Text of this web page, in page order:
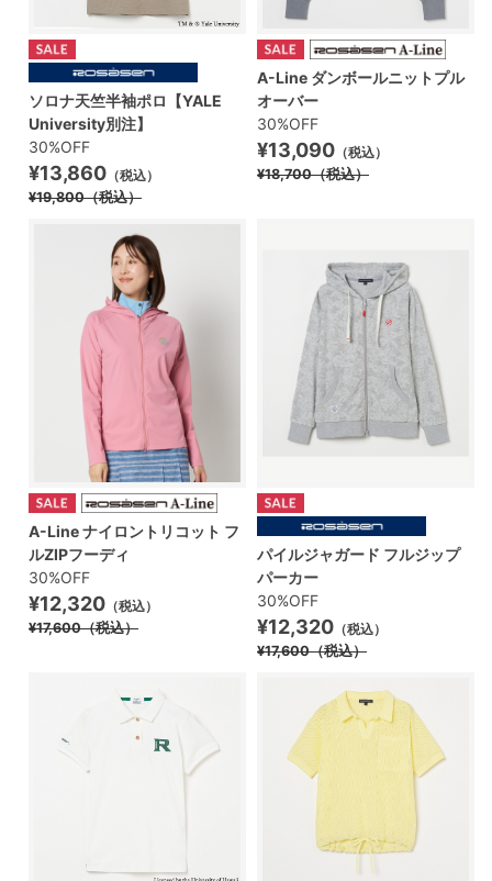
ソロナ天竺半袖ポロ【YALE
University別注】
30%OFF
¥13,860 （税込）
¥19,800（税込）
A-Line ダンボールニットプル
オーバー
30%OFF
¥13,090 （税込）
¥18,700（税込）
A-Line ナイロントリコット フ
ルZIPフーディ
30%OFF
¥12,320 （税込）
¥17,600（税込）
パイルジャガード フルジップ
パーカー
30%OFF
¥12,320 （税込）
¥17,600（税込）